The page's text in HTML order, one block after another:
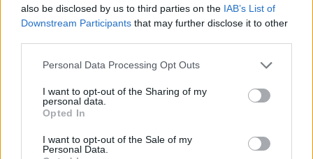
also be disclosed by us to third parties on the IAB’s List of
Downstream Participants that may further disclose it to other
Personal Data Processing Opt Outs
I want to opt-out of the Sharing of my
personal data.
Opted In
I want to opt-out of the Sale of my
Personal Data.